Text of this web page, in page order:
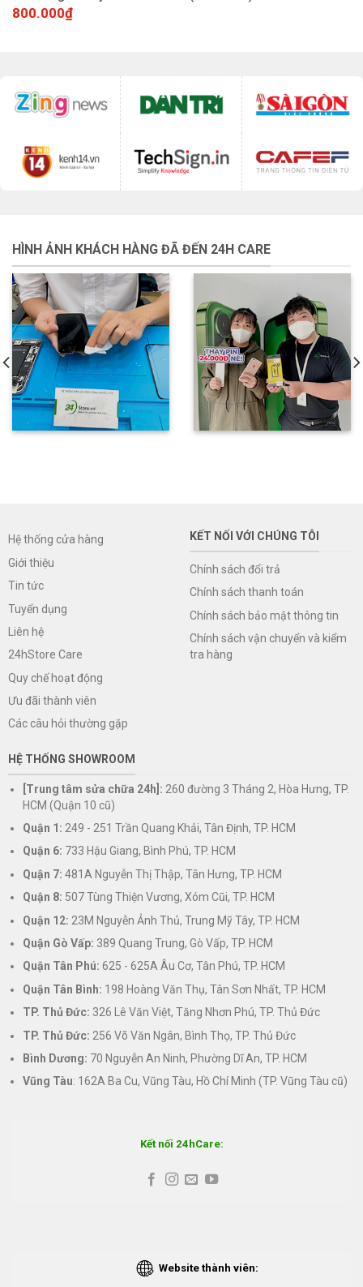
G985
800.000₫
HÌNH ẢNH KHÁCH HÀNG ĐÃ ĐẾN 24H CARE
Hệ thống cửa hàng
Giới thiệu
Tin tức
Tuyển dụng
Liên hệ
24hStore Care
Quy chế hoạt động
Ưu đãi thành viên
Các câu hỏi thường gặp
KẾT NỐI VỚI CHÚNG TÔI
Chính sách đổi trả
Chính sách thanh toán
Chính sách bảo mật thông tin
Chính sách vận chuyển và kiểm
tra hàng
HỆ THỐNG SHOWROOM
[Trung tâm sửa chữa 24h]: 260 đường 3 Tháng 2, Hòa Hưng, TP.
HCM (Quận 10 cũ)
Quận 1: 249 - 251 Trần Quang Khải, Tân Định, TP. HCM
Quận 6: 733 Hậu Giang, Bình Phú, TP. HCM
Quận 7: 481A Nguyễn Thị Thập, Tân Hưng, TP. HCM
Quận 8: 507 Tùng Thiện Vương, Xóm Cũi, TP. HCM
Quận 12: 23M Nguyễn Ảnh Thủ, Trung Mỹ Tây, TP. HCM
Quận Gò Vấp: 389 Quang Trung, Gò Vấp, TP. HCM
Quận Tân Phú: 625 - 625A Âu Cơ, Tân Phú, TP. HCM
Quận Tân Bình: 198 Hoàng Văn Thụ, Tân Sơn Nhất, TP. HCM
TP. Thủ Đức: 326 Lê Văn Việt, Tăng Nhơn Phú, TP. Thủ Đức
TP. Thủ Đức: 256 Võ Văn Ngân, Bình Thọ, TP. Thủ Đức
Bình Dương: 70 Nguyễn An Ninh, Phường Dĩ An, TP. HCM
Vũng Tàu: 162A Ba Cu, Vũng Tàu, Hồ Chí Minh (TP. Vũng Tàu cũ)
Kết nối 24hCare:
Website thành viên: